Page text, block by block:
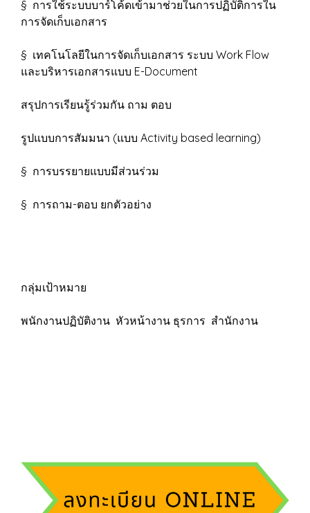
§ การใช้ระบบบาร์โค้ดเข้ามาช่วยในการปฏิบัติการใน
การจัดเก็บเอกสาร
§ เทคโนโลยีในการจัดเก็บเอกสาร ระบบ Work Flow
และบริหารเอกสารแบบ E-Document
สรุปการเรียนรู้ร่วมกัน ถาม ตอบ
รูปแบบการสัมมนา (แบบ Activity based learning)
§ การบรรยายแบบมีส่วนร่วม
§ การถาม-ตอบ ยกตัวอย่าง
กลุ่มเป้าหมาย
พนักงานปฏิบัติงาน หัวหน้างาน ธุรการ สำนักงาน